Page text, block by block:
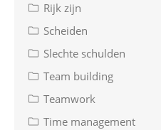
Rijk zijn
Scheiden
Slechte schulden
Team building
Teamwork
Time management